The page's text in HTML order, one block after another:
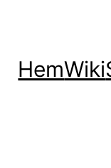
HemWiki